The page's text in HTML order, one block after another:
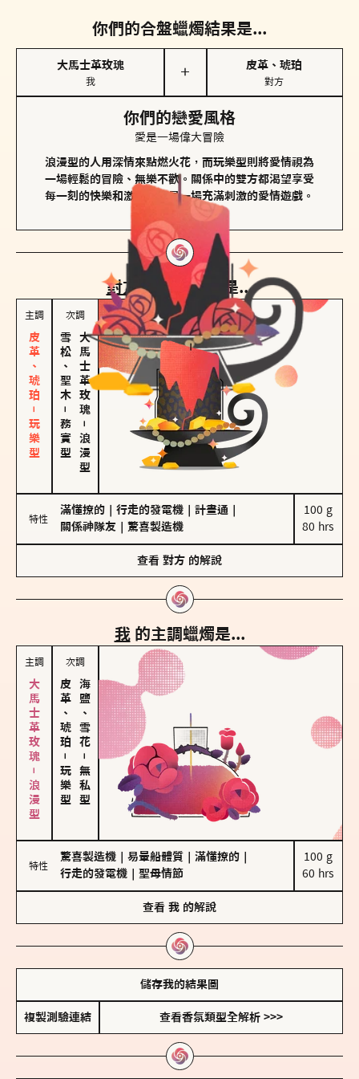
你們的合盤蠟燭結果是...
大馬士革玫瑰
我
＋
皮革、琥珀
對方
你們的戀愛風格
愛是一場偉大冒險
浪漫型的人用深情來點燃火花，而玩樂型則將愛情視為
一場輕鬆的冒險、無樂不歡。關係中的雙方都渴望享受
每一刻的快樂和激動，像是一場充滿刺激的愛情遊戲。
對方的主調蠟燭是...
主調
皮革、琥珀－玩樂型
次調
雪松、聖木
－
務實型
大馬士革玫瑰
－
浪漫型
特性
滿懂撩的 行走的發電機 計畫通
關係神隊友
驚喜製造機
100 g
80 hrs
查看 對方 的解說
我 的主調蠟燭是...
主調
大馬士革玫瑰－浪漫型
次調
皮革、琥珀
－
玩樂型
海鹽、雪花
－
無私型
特性
驚喜製造機 易暈船體質 滿懂撩的
行走的發電機
聖母情節
100 g
60 hrs
查看 我 的解說
儲存我的結果圖
複製測驗連結 查看香氛類型全解析 >>>